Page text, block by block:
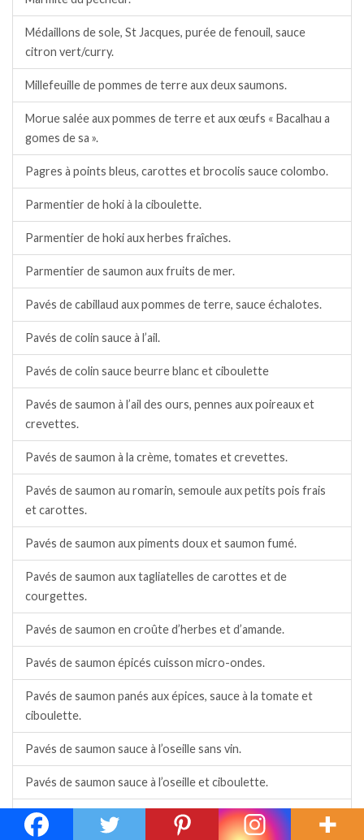
Médaillons de sole, St Jacques, purée de fenouil, sauce
citron vert/curry.
Millefeuille de pommes de terre aux deux saumons.
Morue salée aux pommes de terre et aux œufs « Bacalhau a
gomes de sa ».
Pagres à points bleus, carottes et brocolis sauce colombo.
Parmentier de hoki à la ciboulette.
Parmentier de hoki aux herbes fraîches.
Parmentier de saumon aux fruits de mer.
Pavés de cabillaud aux pommes de terre, sauce échalotes.
Pavés de colin sauce à l’ail.
Pavés de colin sauce beurre blanc et ciboulette
Pavés de saumon à l’ail des ours, pennes aux poireaux et
crevettes.
Pavés de saumon à la crème, tomates et crevettes.
Pavés de saumon au romarin, semoule aux petits pois frais
et carottes.
Pavés de saumon aux piments doux et saumon fumé.
Pavés de saumon aux tagliatelles de carottes et de
courgettes.
Pavés de saumon en croûte d’herbes et d’amande.
Pavés de saumon épicés cuisson micro-ondes.
Pavés de saumon panés aux épices, sauce à la tomate et
ciboulette.
Pavés de saumon sauce à l’oseille sans vin.
Pavés de saumon sauce à l’oseille et ciboulette.
Pavés de saumon sauce au curry doux et persillade, riz.